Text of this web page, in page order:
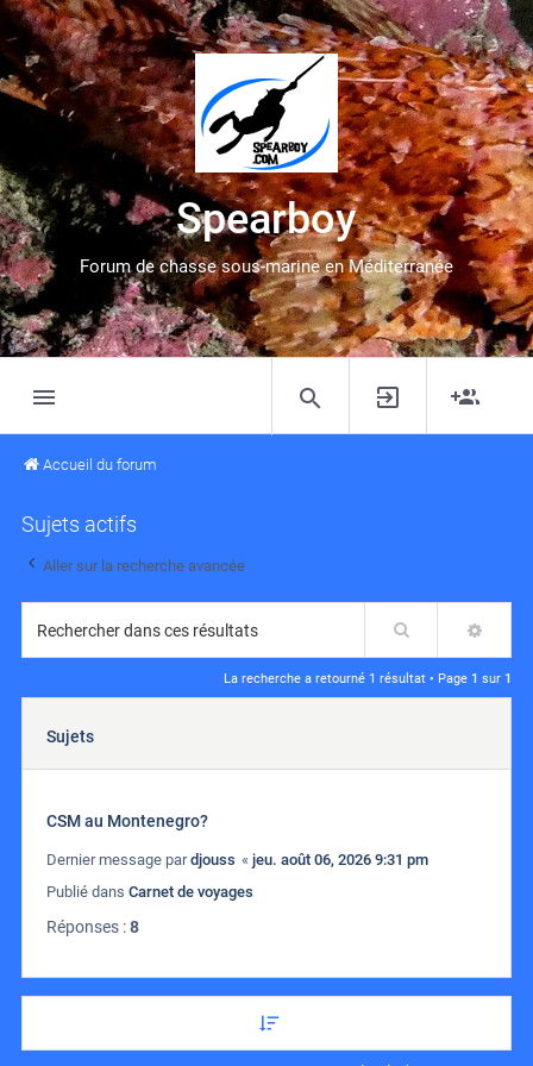
Spearboy
Forum de chasse sous-marine en Méditerranée
Accueil du forum
Sujets actifs
Aller sur la recherche avancée
Rechercher
La recherche a retourné 1 résultat • Page 1 sur 1
Sujets
CSM au Montenegro?
Dernier message pardjouss « jeu. août 06, 2026 9:31 pm
Publié dans Carnet de voyages
Réponses :8